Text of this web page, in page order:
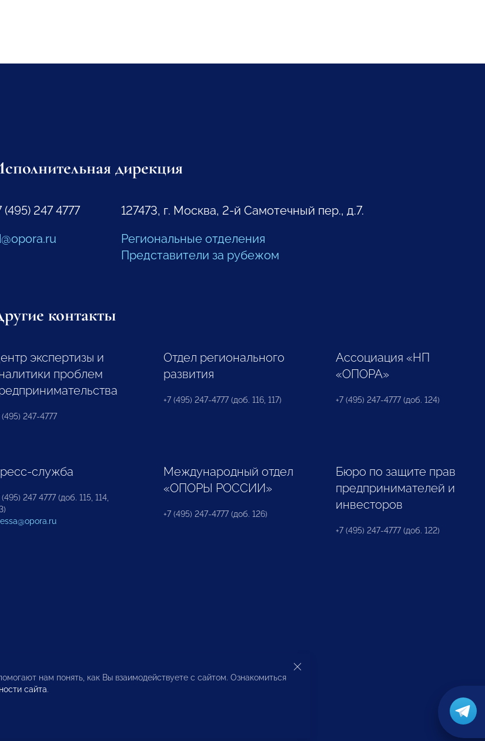
дирекция
(495) 247 4777
127473, г. Москва, 2-й Самотечный пер., д.7.
Региональные отделения
Представители за рубежом
контакты
экспертизы и
проблем
(495) 247-4777
Отдел регионального
развития
+7 (495) 247-4777 (доб. 116, 117)
Ассоциация «НП
«ОПОРА»
+7 (495) 247-4777 (доб. 124)
служба
(495) 247 4777 (доб. 115, 114,
Международный отдел
«ОПОРЫ РОССИИ»
+7 (495) 247-4777 (доб. 126)
Бюро по защите прав
предпринимателей и
инвесторов
+7 (495) 247-4777 (доб. 122)
нам понять, как Вы взаимодействуете с сайтом. Ознакомиться
сайта.